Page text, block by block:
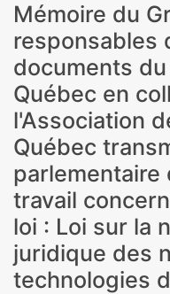
Mémoire du
responsables
documents
Québec en
l'Association
Québec
parlementaire
travail
loi : Loi sur la
juridique des
technologies